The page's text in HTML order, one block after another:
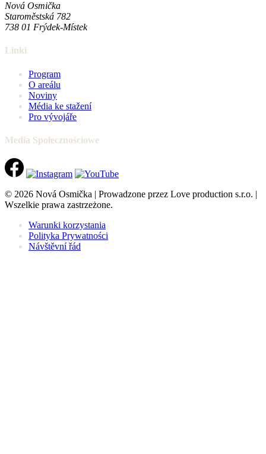
Nová Osmička
Staroměstská 782
738 01 Frýdek-Místek
Linki
Program
O areálu
Noviny
Média ke stažení
Pro vývojáře
Media Społecznościowe
© 2026 Nová Osmička | Prowadzone przez Love production s.r.o. |
Wszelkie prawa zastrzeżone.
Warunki korzystania
Polityka Prywatności
Návštěvní řád